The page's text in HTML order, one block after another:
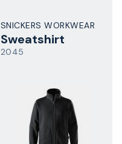
SNICKERS WORKWEAR
Sweatshirt
2045